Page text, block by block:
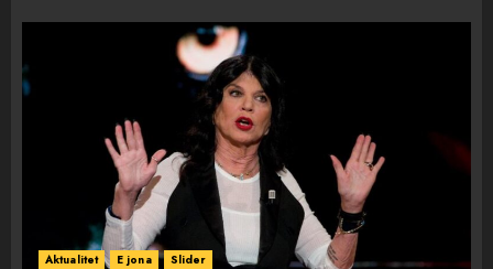
Aktualitet E jona Slider